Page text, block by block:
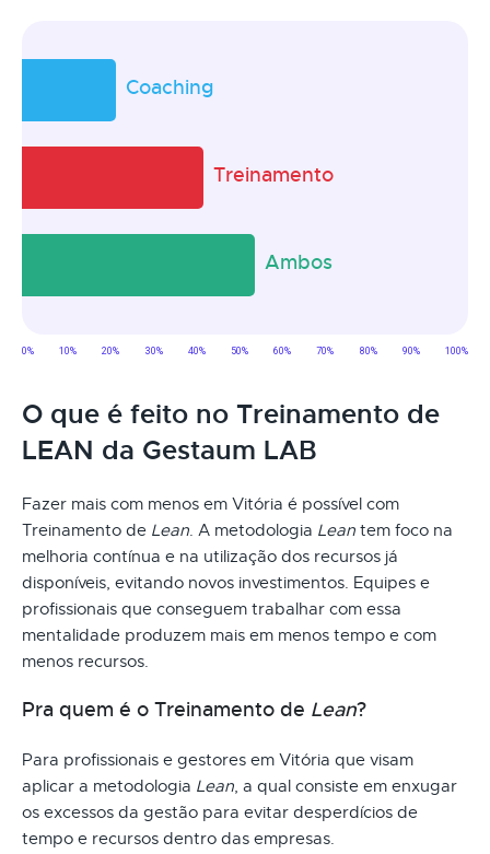
O que é feito no Treinamento de
LEAN da Gestaum LAB
Fazer mais com menos em Vitória é possível com
Treinamento de Lean. A metodologia Lean tem foco na
melhoria contínua e na utilização dos recursos já
disponíveis, evitando novos investimentos. Equipes e
profissionais que conseguem trabalhar com essa
mentalidade produzem mais em menos tempo e com
menos recursos.
Pra quem é o Treinamento de Lean?
Para profissionais e gestores em Vitória que visam
aplicar a metodologia Lean, a qual consiste em enxugar
os excessos da gestão para evitar desperdícios de
tempo e recursos dentro das empresas.